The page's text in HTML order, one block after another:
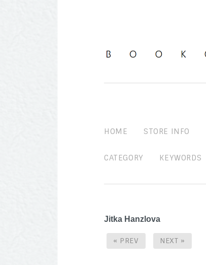
HOME STORE INFO
CATEGORY KEYWORDS
Jitka Hanzlova
« PREV NEXT »